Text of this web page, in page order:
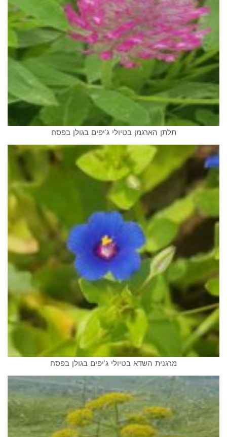
תלתן הארגמן בטיולי ג'יפים בגולן בפסח
מרגנית השדא בטיולי ג'יפים בגולן בפסח